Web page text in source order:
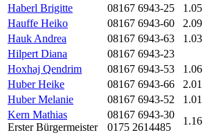
Haberl Brigitte
08167 6943-25 1.05
Hauffe Heiko
08167 6943-60 2.09
Hauk Andrea
08167 6943-63 1.03
Hilpert Diana
08167 6943-23
Hoxhaj Qendrim
08167 6943-53 1.06
Huber Heike
08167 6943-66 2.01
Huber Melanie
08167 6943-52 1.01
Kern Mathias
Erster Bürgermeister
08167 6943-30
0175 2614485
1.16